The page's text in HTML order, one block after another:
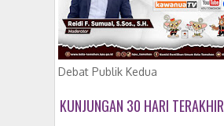
Debat Publik Kedua
KUNJUNGAN 30 HARI TERAKHIR